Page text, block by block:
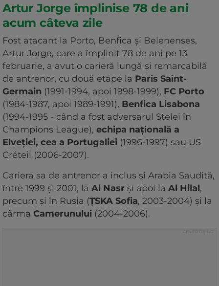
Artur Jorge împlinise 78 de ani
acum câteva zile
Fost atacant la Porto, Benfica şi Belenenses,
Artur Jorge, care a împlinit 78 de ani pe 13
februarie, a avut o carieră lungă şi remarcabilă
de antrenor, cu două etape la Paris Saint-
Germain (1991-1994, apoi 1998-1999), FC Porto
(1984-1987, apoi 1989-1991), Benfica Lisabona
(1994-1995 - când a fost adversarul Stelei în
Champions League), echipa naţională a
Elveției, cea a Portugaliei (1996-1997) sau US
Créteil (2006-2007).
Cariera sa de antrenor a inclus şi Arabia Saudită,
între 1999 şi 2001, la Al Nasr şi apoi la Al Hilal,
precum şi în Rusia (ȚSKA Sofia, 2003-2004) şi la
cârma Camerunului (2004-2006).